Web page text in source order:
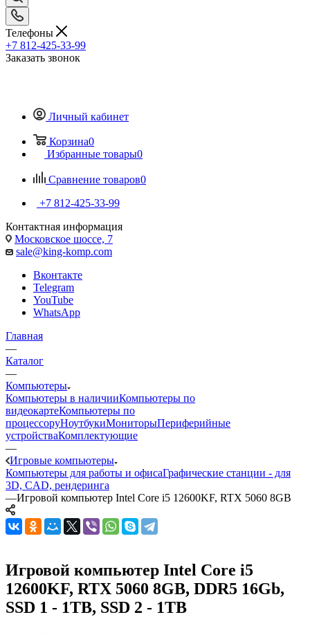
Телефоны
+7 812-425-33-99
Заказать звонок
Личный кабинет
Корзина0
Избранные товары0
Сравнение товаров0
+7 812-425-33-99
Контактная информация
Московское шоссе, 7
sale@king-komp.com
Вконтакте
Telegram
YouTube
WhatsApp
Главная
—
Каталог
—
Компьютеры
Компьютеры в наличииКомпьютеры по
видеокартеКомпьютеры по
процессоруНоутбукиМониторыПериферийные
устройстваКомплектующие
—
Игровые компьютеры
Компьютеры для работы и офисаГрафические станции - для
3D, CAD, рендеринга
—Игровой компьютер Intel Core i5 12600KF, RTX 5060 8GB
Игровой компьютер Intel Core i5
12600KF, RTX 5060 8GB, DDR5 16Gb,
SSD 1 - 1TB, SSD 2 - 1TB